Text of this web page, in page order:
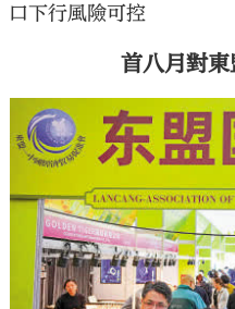
口下行風險可控
首八月對